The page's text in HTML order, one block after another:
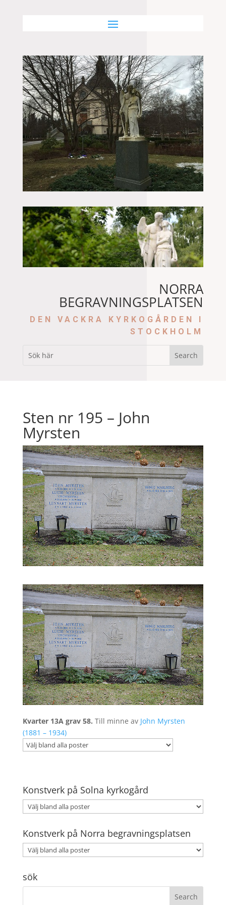
NORRA
BEGRAVNINGSPLATSEN
DEN VACKRA KYRKOGÅRDEN I
STOCKHOLM
Sten nr 195 – John
Myrsten
Kvarter 13A grav 58. Till minne av John Myrsten
(1881 – 1934)
Konstverk på Solna kyrkogård
Konstverk på Norra begravningsplatsen
sök